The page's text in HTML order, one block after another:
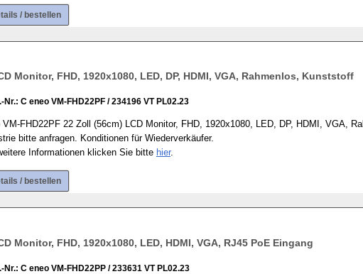
/ bestellen
Monitor, FHD, 1920x1080, LED, DP, HDMI, VGA, Rahmenlos, Kunststoff
Nr.: C eneo VM-FHD22PF / 234196 VT PL02.23
VM-FHD22PF 22 Zoll (56cm) LCD Monitor, FHD, 1920x1080, LED, DP, HDMI, VGA,
bitte anfragen. Konditionen für Wiederverkäufer.
Informationen klicken Sie bitte hier.
/ bestellen
Monitor, FHD, 1920x1080, LED, HDMI, VGA, RJ45 PoE Eingang
Nr.: C eneo VM-FHD22PP / 233631 VT PL02.23